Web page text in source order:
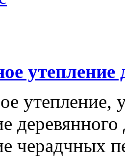
утепление
утепление,
черадчных